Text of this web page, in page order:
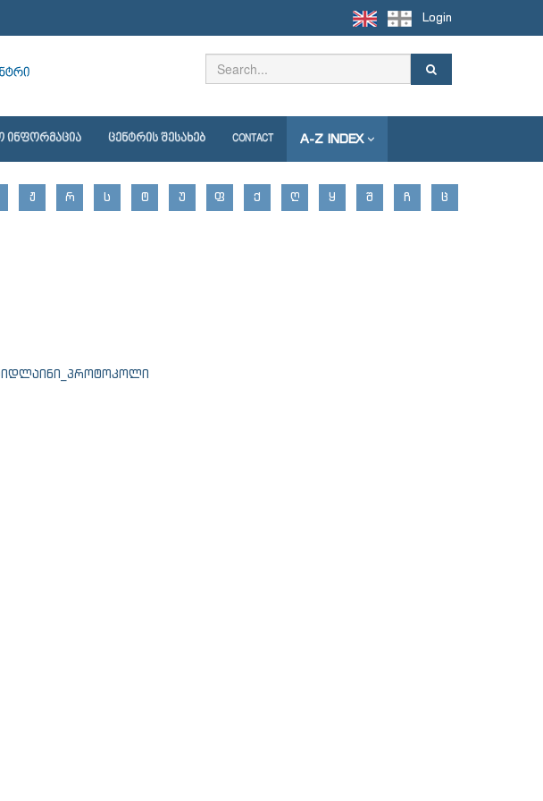
Login
ᲘᲜᲤᲝᲠᲛᲐᲪᲘᲐ ᲪᲔᲜᲢᲠᲘᲡ ᲨᲔᲡᲐᲮᲔᲑ CONTACT A-Z INDEX
Ჟ Რ Ს Ტ Უ Ფ Ქ Ღ Ყ Შ Ჩ Ც